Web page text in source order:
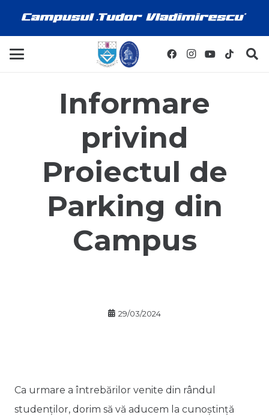
Informare
privind
Proiectul de
Parking din
Campus
29/03/2024
Ca urmare a întrebărilor venite din rândul
studenților, dorim să vă aducem la cunoștință